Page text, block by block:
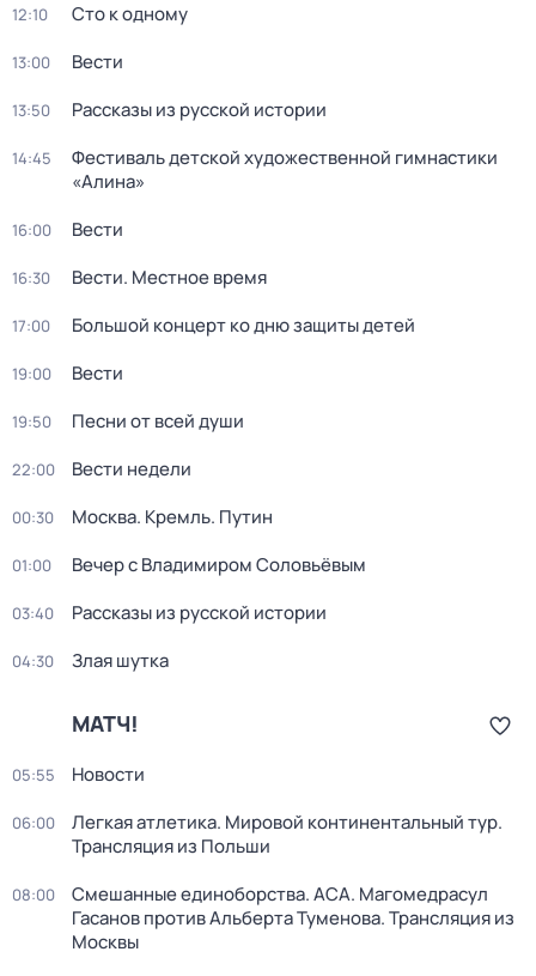
12:10 Сто к одному
13:00 Вести
13:50 Рассказы из русской истории
14:45
Фестиваль детской художественной гимнастики
«Алина»
16:00 Вести
16:30 Вести. Местное время
17:00 Большой концерт ко дню защиты детей
19:00 Вести
19:50 Песни от всей души
22:00 Вести недели
00:30 Москва. Кремль. Путин
01:00 Вечер с Владимиром Соловьёвым
03:40 Рассказы из русской истории
04:30 Злая шутка
МАТЧ!
05:55 Новости
06:00
Легкая атлетика. Мировой континентальный тур.
Трансляция из Польши
08:00
Смешанные единоборства. ACA. Магомедрасул
Гасанов против Альберта Туменова. Трансляция из
Москвы